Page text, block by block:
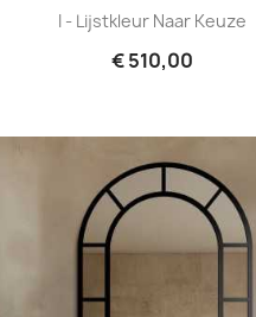
I - Lijstkleur Naar Keuze
€ 510,00